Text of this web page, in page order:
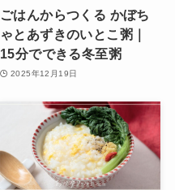
ごはんからつくる かぼち
ゃとあずきのいとこ粥｜
15分でできる冬至粥
2025年12月19日